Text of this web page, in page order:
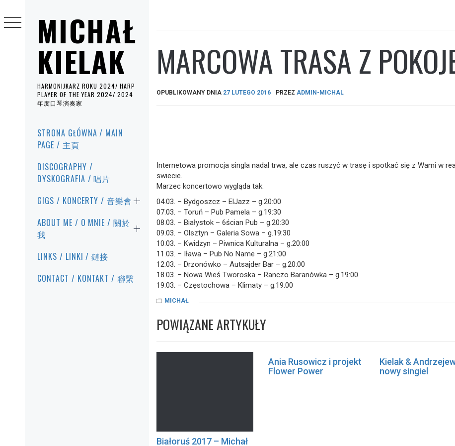
MICHAŁ
KIELAK
HARMONIJKARZ ROKU 2024/ HARP
PLAYER OF THE YEAR 2024/ 2024
年度口琴演奏家
główneSTRONA GŁÓWNA / MAIN
PAGE / 主頁
DISCOGRAPHY /
DYSKOGRAFIA / 唱片
GIGS / KONCERTY / 音樂會
ABOUT ME / O MNIE / 關於
我
LINKS / LINKI / 鏈接
CONTACT / KONTAKT / 聯繫
treści
MARCOWA TRASA Z
OPUBLIKOWANY DNIA 27 LUTEGO 2016 PRZEZ ADMIN-MICHAL
Internetowa promocja singla nadal trwa, ale czas ruszyć w trasę i spotkać się z Wami w
swiecie.
Marzec koncertowo wygląda tak:
04.03. – Bydgoszcz – ElJazz – g.20:00
07.03. – Toruń – Pub Pamela – g.19:30
08.03. – Białystok – 6ścian Pub – g.20:30
09.03. – Olsztyn – Galeria Sowa – g.19:30
10.03. – Kwidzyn – Piwnica Kulturalna – g.20:00
11.03. – Iława – Pub No Name – g.21:00
12.03. – Drzonówko – Autsajder Bar – g.20:00
18.03. – Nowa Wieś Tworoska – Ranczo Baranówka – g.19:00
19.03. – Częstochowa – Klimaty – g.19:00
MICHAŁ
POWIĄZANE ARTYKUŁY
Białoruś 2017 – Michał
Ania Rusowicz i projekt
Flower Power
Kielak &
nowy singiel